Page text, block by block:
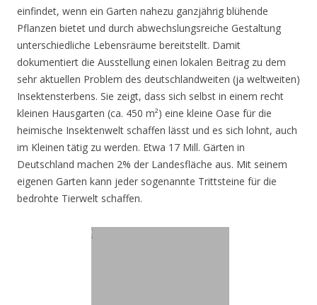
einfindet, wenn ein Garten nahezu ganzjährig blühende
Pflanzen bietet und durch abwechslungsreiche Gestaltung
unterschiedliche Lebensräume bereitstellt. Damit
dokumentiert die Ausstellung einen lokalen Beitrag zu dem
sehr aktuellen Problem des deutschlandweiten (ja weltweiten)
Insektensterbens. Sie zeigt, dass sich selbst in einem recht
kleinen Hausgarten (ca. 450 m²) eine kleine Oase für die
heimische Insektenwelt schaffen lässt und es sich lohnt, auch
im Kleinen tätig zu werden. Etwa 17 Mill. Gärten in
Deutschland machen 2% der Landesfläche aus. Mit seinem
eigenen Garten kann jeder sogenannte Trittsteine für die
bedrohte Tierwelt schaffen.